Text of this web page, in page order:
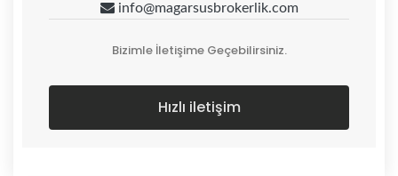
info@magarsusbrokerlik.com
Bizimle İletişime Geçebilirsiniz.
Hızlı iletişim